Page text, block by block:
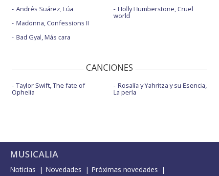
Andrés Suárez, Lúa
Madonna, Confessions II
Bad Gyal, Más cara
Holly Humberstone, Cruel
world
CANCIONES
Taylor Swift, The fate of
Ophelia
Rosalía y Yahritza y su Esencia,
La perla
MUSICALIA
Noticias Novedades
Próximas novedades